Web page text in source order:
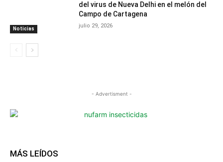
Noticias
del virus de Nueva Delhi en el melón del
Campo de Cartagena
julio 29, 2026
- Advertisment -
MÁS LEÍDOS